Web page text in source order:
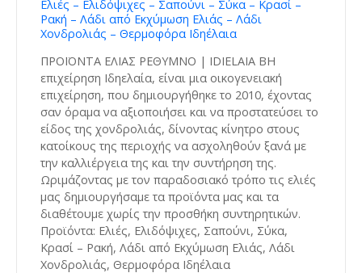
Ελιές – Ελιδόψιχες – Σαπούνι – Σύκα – Κρασί –
Ρακή – Λάδι από Εκχύμωση Ελιάς – Λάδι
Χονδρολιάς – Θερμοφόρα Ιδηέλαια
ΠΡΟΪΟΝΤΑ ΕΛΙΑΣ ΡΕΘΥΜΝΟ | IDIELAIA ΒΗ
επιχείρηση Ιδηελαία, είναι μια οικογενειακή
επιχείρηση, που δημιουργήθηκε το 2010, έχοντας
σαν όραμα να αξιοποιήσει και να προστατεύσει το
είδος της χονδρολιάς, δίνοντας κίνητρο στους
κατοίκους της περιοχής να ασχοληθούν ξανά με
την καλλιέργεια της και την συντήρηση της.
Ωριμάζοντας με τον παραδοσιακό τρόπο τις ελιές
μας δημιουργήσαμε τα προϊόντα μας και τα
διαθέτουμε χωρίς την προσθήκη συντηρητικών.
Προϊόντα: Ελιές, Ελιδόψιχες, Σαπούνι, Σύκα,
Κρασί – Ρακή, Λάδι από Εκχύμωση Ελιάς, Λάδι
Χονδρολιάς, Θερμοφόρα Ιδηέλαια